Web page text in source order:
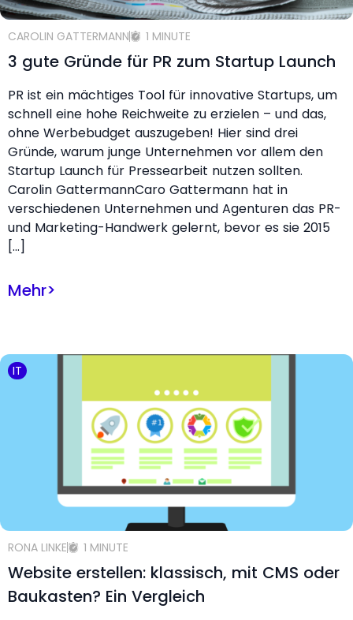
CAROLIN GATTERMANN 1 MINUTE
3 gute Gründe für PR zum Startup Launch
PR ist ein mächtiges Tool für innovative Startups, um
schnell eine hohe Reichweite zu erzielen – und das,
ohne Werbebudget auszugeben! Hier sind drei
Gründe, warum junge Unternehmen vor allem den
Startup Launch für Pressearbeit nutzen sollten.
Carolin GattermannCaro Gattermann hat in
verschiedenen Unternehmen und Agenturen das PR-
und Marketing-Handwerk gelernt, bevor es sie 2015
[…]
Mehr>
IT
RONA LINKE 1 MINUTE
Website erstellen: klassisch, mit CMS oder
Baukasten? Ein Vergleich